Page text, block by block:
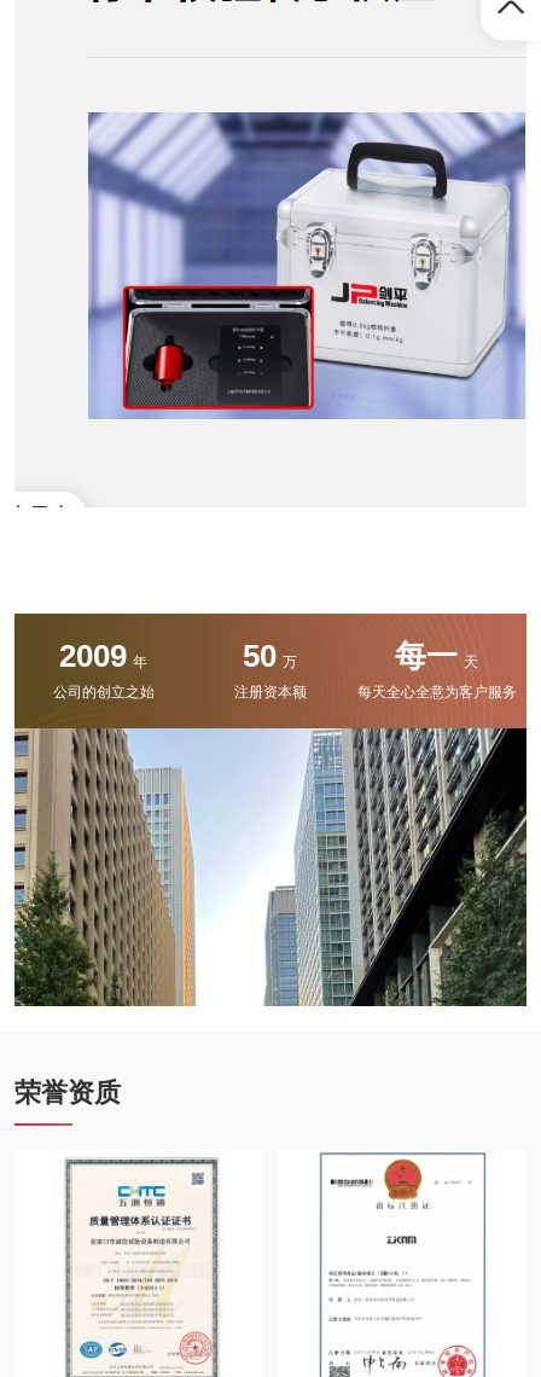
2009 年
公司的创立之始
50 万
注册资本额
每一 天
每天全心全意为客户服务
荣誉资质